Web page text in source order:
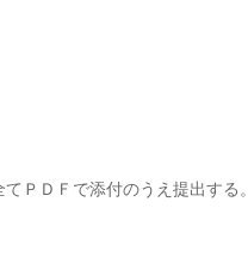
ＰＤＦで添付のうえ提出する。